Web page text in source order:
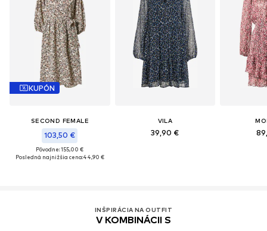
KUPÓN
SECOND FEMALE
103,50 €
Pôvodne: 155,00 €
Posledná najnižšia cena:44,90 €
VILA
39,90 €
INŠPIRÁCIA NA OUTFIT
V KOMBINÁCII S